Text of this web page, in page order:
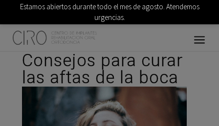
Consejos para curar
las aftas de la boca
Estamos abiertos durante todo el mes de agosto. Atendemos
urgencias.